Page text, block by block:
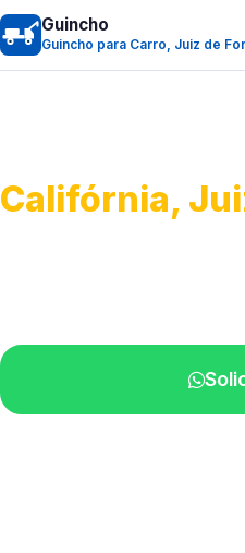
Guincho
Guincho para Carro, Juiz de
Califórnia,